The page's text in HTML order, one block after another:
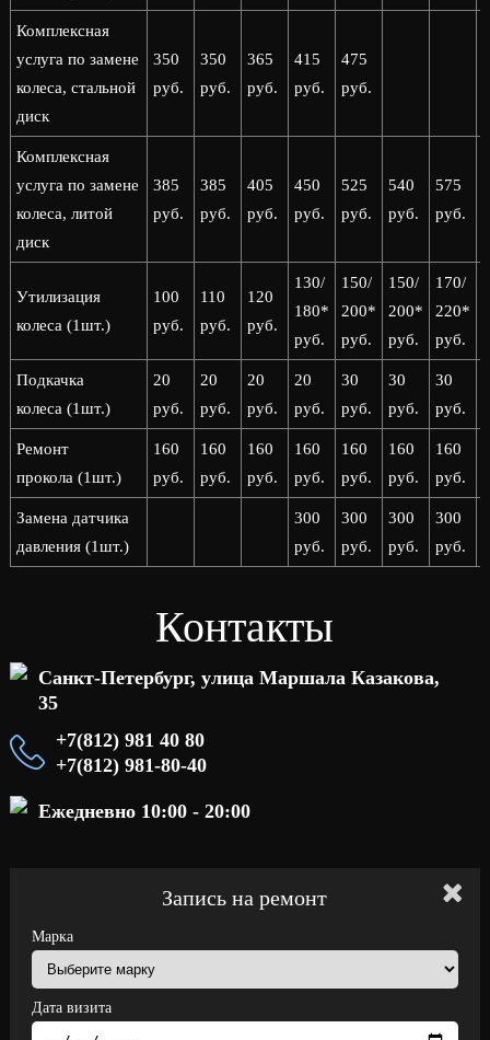
Комплексная
услуга по замене
колеса, стальной
диск
350
руб.
350
руб.
365
руб.
415
руб.
475
руб.
Комплексная
услуга по замене
колеса, литой
диск
385
руб.
385
руб.
405
руб.
450
руб.
525
руб.
540
руб.
575
руб.
Утилизация
колеса (1шт.)
100
руб.
110
руб.
120
руб.
130/
180*
руб.
150/
200*
руб.
150/
200*
руб.
170/
220*
руб.
Подкачка
колеса (1шт.)
20
руб.
20
руб.
20
руб.
20
руб.
30
руб.
30
руб.
30
руб.
Ремонт
прокола (1шт.)
160
руб.
160
руб.
160
руб.
160
руб.
160
руб.
160
руб.
160
руб.
Замена датчика
давления (1шт.)
300
руб.
300
руб.
300
руб.
300
руб.
Контакты
Санкт-Петербург, улица Маршала Казакова,
35
+7(812) 981 40 80
+7(812) 981-80-40
Ежедневно 10:00 - 20:00
Запись на ремонт
Марка
Дата визита